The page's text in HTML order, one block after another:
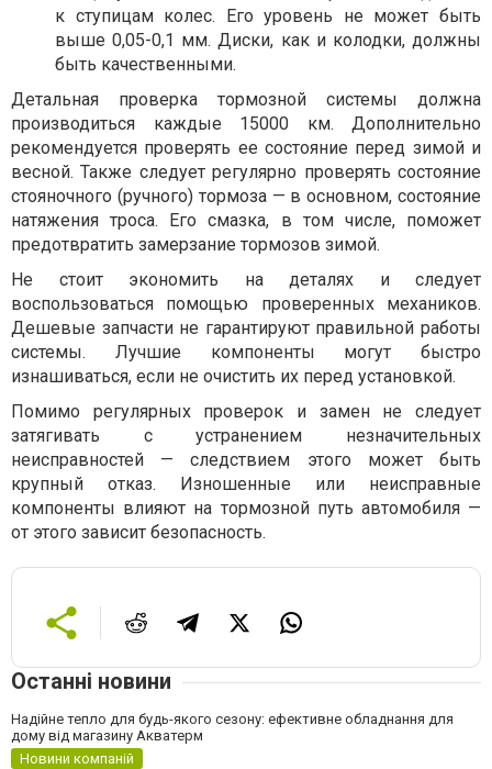
к ступицам колес. Его уровень не может быть
выше 0,05-0,1 мм. Диски, как и колодки, должны
быть качественными.
Детальная проверка тормозной системы должна
производиться каждые 15000 км. Дополнительно
рекомендуется проверять ее состояние перед зимой и
весной. Также следует регулярно проверять состояние
стояночного (ручного) тормоза — в основном, состояние
натяжения троса. Его смазка, в том числе, поможет
предотвратить замерзание тормозов зимой.
Не стоит экономить на деталях и следует
воспользоваться помощью проверенных механиков.
Дешевые запчасти не гарантируют правильной работы
системы. Лучшие компоненты могут быстро
изнашиваться, если не очистить их перед установкой.
Помимо регулярных проверок и замен не следует
затягивать с устранением незначительных
неисправностей — следствием этого может быть
крупный отказ. Изношенные или неисправные
компоненты влияют на тормозной путь автомобиля —
от этого зависит безопасность.
Останні новини
Надійне тепло для будь-якого сезону: ефективне обладнання для
дому від магазину Акватерм
Новини компаній